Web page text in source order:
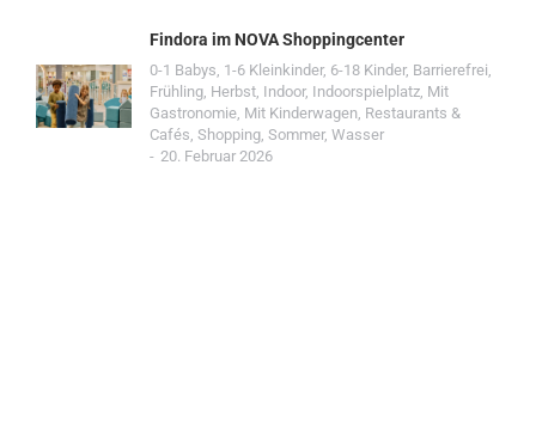
Findora im NOVA Shoppingcenter
0-1 Babys, 1-6 Kleinkinder, 6-18 Kinder, Barrierefrei,
Frühling, Herbst, Indoor, Indoorspielplatz, Mit
Gastronomie, Mit Kinderwagen, Restaurants &
Cafés, Shopping, Sommer, Wasser
20. Februar 2026